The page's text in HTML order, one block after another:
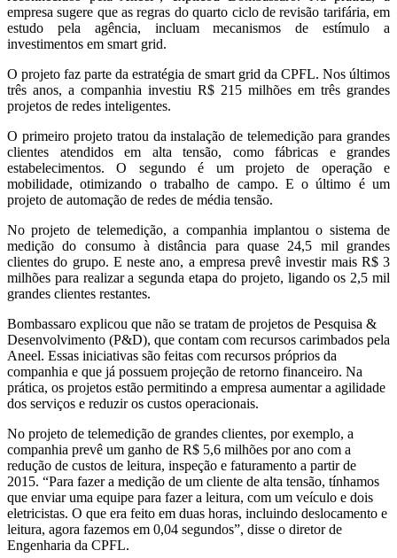
empresa sugere que as regras do quarto ciclo de revisão tarifária, em
estudo pela agência, incluam mecanismos de estímulo a
investimentos em smart grid.
O projeto faz parte da estratégia de smart grid da CPFL. Nos últimos
três anos, a companhia investiu R$ 215 milhões em três grandes
projetos de redes inteligentes.
O primeiro projeto tratou da instalação de telemedição para grandes
clientes atendidos em alta tensão, como fábricas e grandes
estabelecimentos. O segundo é um projeto de operação e
mobilidade, otimizando o trabalho de campo. E o último é um
projeto de automação de redes de média tensão.
No projeto de telemedição, a companhia implantou o sistema de
medição do consumo à distância para quase 24,5 mil grandes
clientes do grupo. E neste ano, a empresa prevê investir mais R$ 3
milhões para realizar a segunda etapa do projeto, ligando os 2,5 mil
grandes clientes restantes.
Bombassaro explicou que não se tratam de projetos de Pesquisa &
Desenvolvimento (P&D), que contam com recursos carimbados pela
Aneel. Essas iniciativas são feitas com recursos próprios da
companhia e que já possuem projeção de retorno financeiro. Na
prática, os projetos estão permitindo a empresa aumentar a agilidade
dos serviços e reduzir os custos operacionais.
No projeto de telemedição de grandes clientes, por exemplo, a
companhia prevê um ganho de R$ 5,6 milhões por ano com a
redução de custos de leitura, inspeção e faturamento a partir de
2015. “Para fazer a medição de um cliente de alta tensão, tínhamos
que enviar uma equipe para fazer a leitura, com um veículo e dois
eletricistas. O que era feito em duas horas, incluindo deslocamento e
leitura, agora fazemos em 0,04 segundos”, disse o diretor de
Engenharia da CPFL.